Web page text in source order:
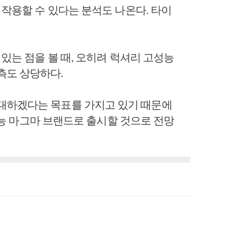
용할 수 있다는 분석도 나온다. 타이
는 점을 볼 때, 오히려 럭셔리 고성능
도 상당하다.
겠다는 목표를 가지고 있기 때문에
마그마 브랜드로 출시할 것으로 전망